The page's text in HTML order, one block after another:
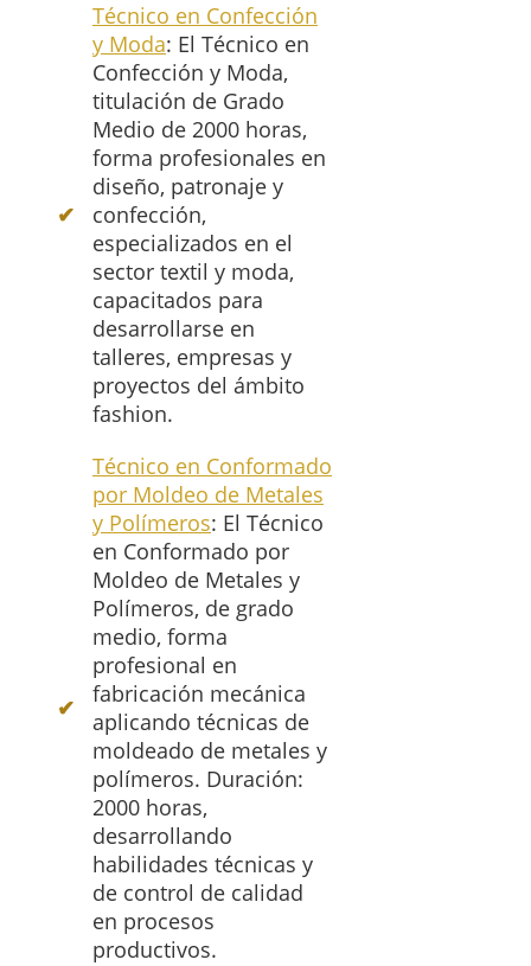
Técnico en Confección
y Moda: El Técnico en
Confección y Moda,
titulación de Grado
Medio de 2000 horas,
forma profesionales en
diseño, patronaje y
confección,
especializados en el
sector textil y moda,
capacitados para
desarrollarse en
talleres, empresas y
proyectos del ámbito
fashion.
Técnico en Conformado
por Moldeo de Metales
y Polímeros: El Técnico
en Conformado por
Moldeo de Metales y
Polímeros, de grado
medio, forma
profesional en
fabricación mecánica
aplicando técnicas de
moldeado de metales y
polímeros. Duración:
2000 horas,
desarrollando
habilidades técnicas y
de control de calidad
en procesos
productivos.